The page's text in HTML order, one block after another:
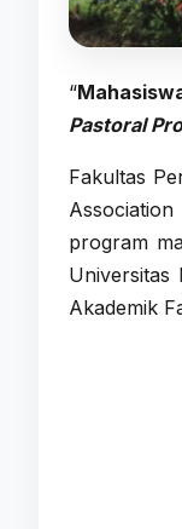
“
Pastoral
Fakultas
program
Universitas
Akademik